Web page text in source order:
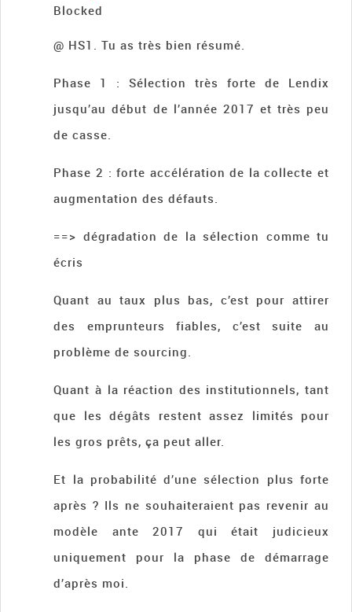
Blocked
@ HS1. Tu as très bien résumé.
Phase 1 : Sélection très forte de Lendix
jusqu’au début de l’année 2017 et très peu
de casse.
Phase 2 : forte accélération de la collecte et
augmentation des défauts.
==> dégradation de la sélection comme tu
écris
Quant au taux plus bas, c’est pour attirer
des emprunteurs fiables, c’est suite au
problème de sourcing.
Quant à la réaction des institutionnels, tant
que les dégâts restent assez limités pour
les gros prêts, ça peut aller.
Et la probabilité d’une sélection plus forte
après ? Ils ne souhaiteraient pas revenir au
modèle ante 2017 qui était judicieux
uniquement pour la phase de démarrage
d’après moi.